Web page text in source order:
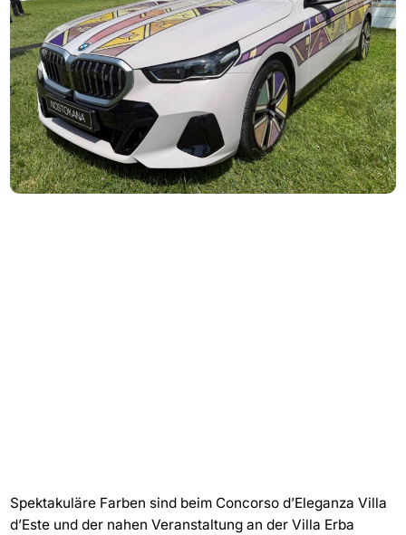
Spektakuläre Farben sind beim Concorso d’Eleganza Villa
d’Este und der nahen Veranstaltung an der Villa Erba